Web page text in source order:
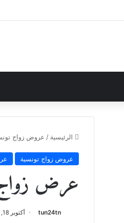
الرئيسية / عروض زواج
عروض زواج تونسية
عرض زواج
tun24tn أكتوبر 18, 2024